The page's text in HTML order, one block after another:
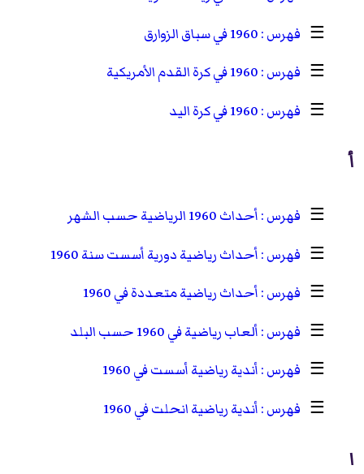
☰
1960 في سباق الزوارق
☰
1960 في كرة القدم الأمريكية
☰
1960 في كرة اليد
أ
☰
أحداث 1960 الرياضية حسب الشهر
☰
أحداث رياضية دورية أسست سنة 1960
☰
أحداث رياضية متعددة في 1960
☰
ألعاب رياضية في 1960 حسب البلد
☰
أندية رياضية أسست في 1960
☰
أندية رياضية انحلت في 1960
ا